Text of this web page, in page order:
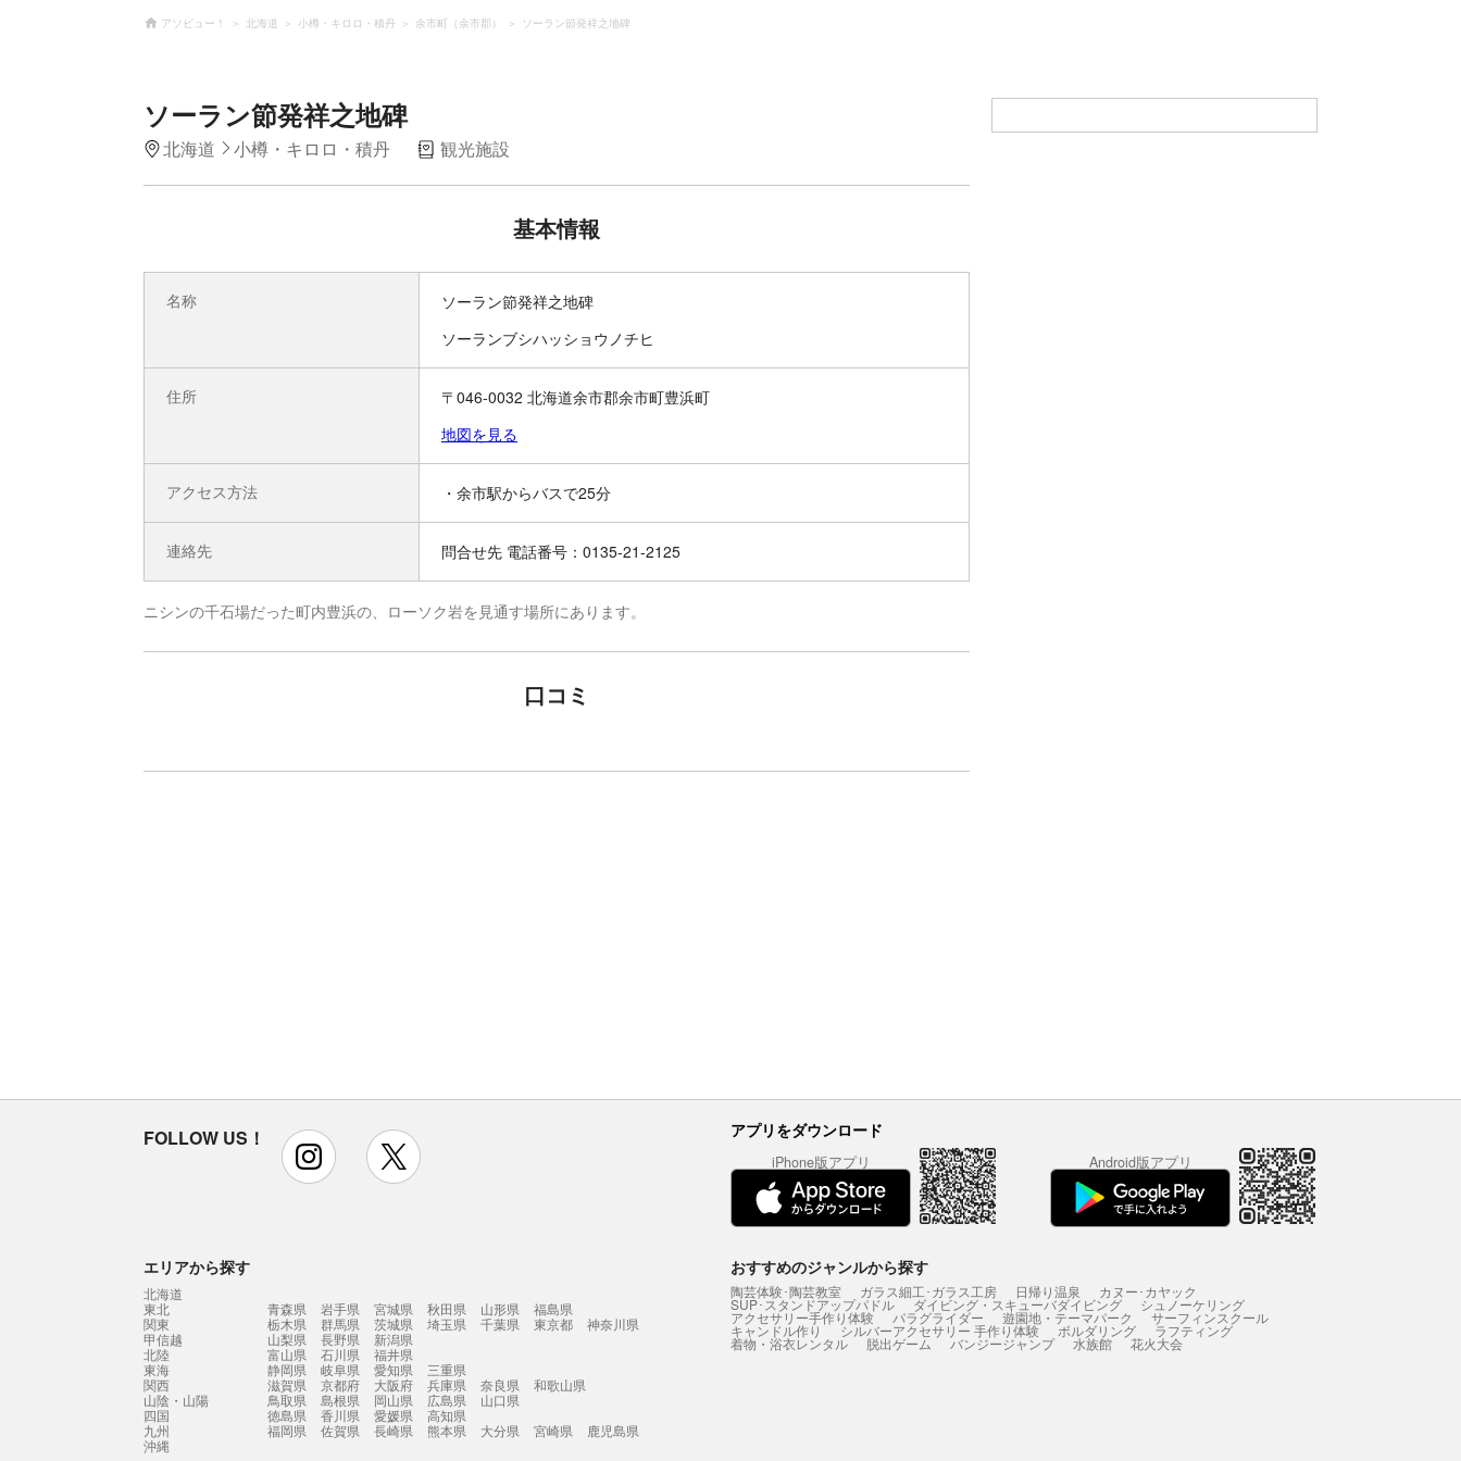
アソビュー！ 北海道 小樽・キロロ・積丹 余市町（余市郡） ソーラン節発祥之地碑
ソーラン節発祥之地碑
北海道 小樽・キロロ・積丹 観光施設
基本情報
名称
ソーラン節発祥之地碑
ソーランブシハッショウノチヒ
住所
〒046-0032 北海道余市郡余市町豊浜町
地図を見る
アクセス方法 ・余市駅からバスで25分
連絡先 問合せ先 電話番号：0135-21-2125
ニシンの千石場だった町内豊浜の、ローソク岩を見通す場所にあります。
口コミ
FOLLOW US！ instagram アプリをダウンロード
iPhone版アプリ Android版アプリ
エリアから探す
北海道
東北
青森県 岩手県 宮城県 秋田県 山形県
福島県
関東
栃木県 群馬県 茨城県 埼玉県 千葉県 東京都
神奈川県
甲信越
山梨県 長野県
新潟県
北陸
富山県 石川県
福井県
東海
静岡県 岐阜県 愛知県
三重県
関西
滋賀県 京都府 大阪府 兵庫県 奈良県
和歌山県
山陰・山陽
鳥取県 島根県 岡山県 広島県
山口県
四国
徳島県 香川県 愛媛県
高知県
九州
福岡県 佐賀県 長崎県 熊本県 大分県 宮崎県
鹿児島県
沖縄
おすすめのジャンルから探す
陶芸体験･陶芸教室 ガラス細工･ガラス工房 日帰り温泉 カヌー･カヤック
SUP･スタンドアップパドル ダイビング・スキューバダイビング シュノーケリング
アクセサリー手作り体験 パラグライダー 遊園地・テーマパーク サーフィンスクール
キャンドル作り シルバーアクセサリー 手作り体験 ボルダリング ラフティング
着物・浴衣レンタル 脱出ゲーム バンジージャンプ 水族館 花火大会